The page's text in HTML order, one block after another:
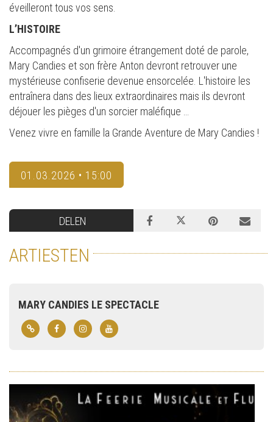
éveilleront tous vos sens.
L’HISTOIRE
Accompagnés d'un grimoire étrangement doté de parole,
Mary Candies et son frère Anton devront retrouver une
mystérieuse confiserie devenue ensorcelée. L'histoire les
entraînera dans des lieux extraordinaires mais ils devront
déjouer les pièges d'un sorcier maléfique …
Venez vivre en famille la Grande Aventure de Mary Candies !
01.03.2026 • 15:00
DELEN
ARTIESTEN
MARY CANDIES LE SPECTACLE